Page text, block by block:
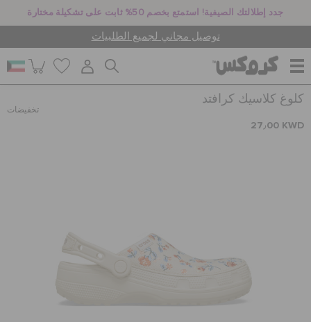
جدد إطلالتك الصيفية! استمتع بخصم 50% ثابت على تشكيلة مختارة
توصيل مجاني لجميع الطلبيات
للنساء
جيبيتز تشارمز
كروكس لمكان العمل
كلوغ كلاسيك كرافتد
تخفيضات
27٫00 KWD